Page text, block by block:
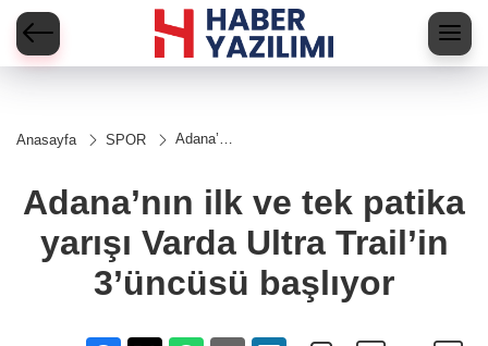
Anasayfa SPOR
Adana’nın
yarışı
Varda
Trail’in
3’üncüsü
başlıyor
Adana’nın ilk ve tek patika
yarışı Varda Ultra Trail’in
3’üncüsü başlıyor